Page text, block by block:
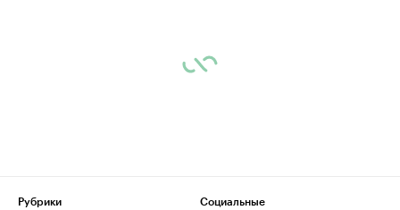
Рубрики
Социальные